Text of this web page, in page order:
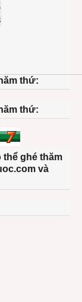
thứ:
thứ:
ghé thăm
và